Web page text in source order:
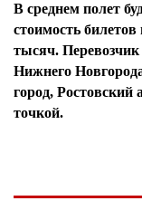
В среднем полет
стоимость
тысяч.
Нижнего
город, Ростовский
точкой.